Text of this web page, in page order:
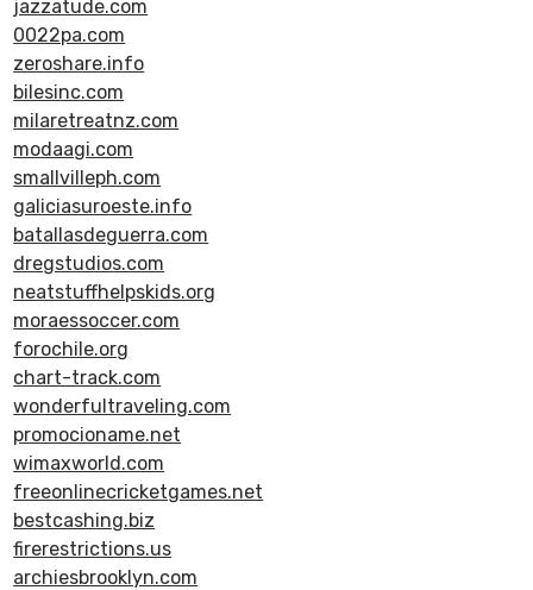
jazzatude.com
0022pa.com
zeroshare.info
bilesinc.com
milaretreatnz.com
modaagi.com
smallvilleph.com
galiciasuroeste.info
batallasdeguerra.com
dregstudios.com
neatstuffhelpskids.org
moraessoccer.com
forochile.org
chart-track.com
wonderfultraveling.com
promocioname.net
wimaxworld.com
freeonlinecricketgames.net
bestcashing.biz
firerestrictions.us
archiesbrooklyn.com